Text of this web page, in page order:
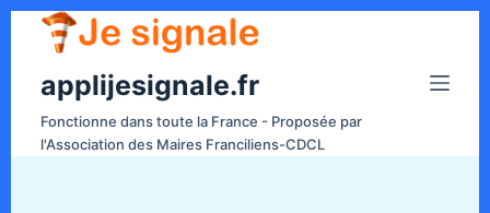
applijesignale.fr
Fonctionne dans toute la France - Proposée par
l'Association des Maires Franciliens-CDCL